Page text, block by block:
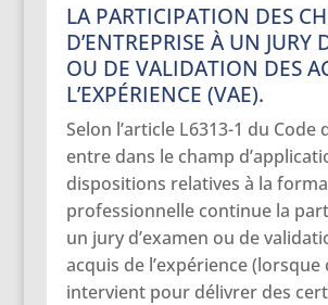
LA PARTICIPATION DES
D’ENTREPRISE À UN JURY
OU DE VALIDATION DES
L’EXPÉRIENCE (VAE).
Selon l’article L6313-1 du Code
entre dans le champ
dispositions relatives à la
professionnelle continue la
un jury d’examen ou de
acquis de l’expérience (lorsque
intervient pour délivrer des